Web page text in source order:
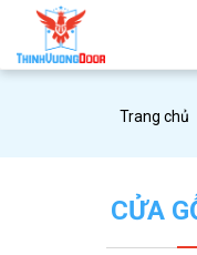
Trang chủ
CỬA